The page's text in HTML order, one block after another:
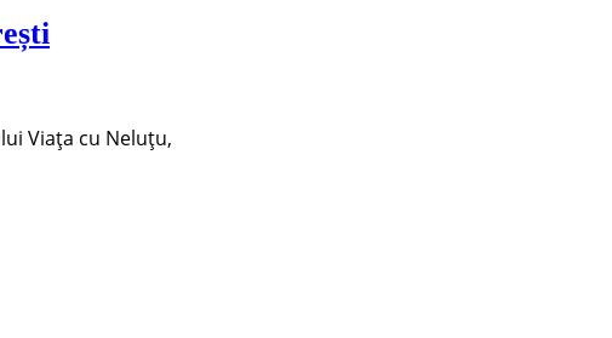
Viața cu Neluțu,